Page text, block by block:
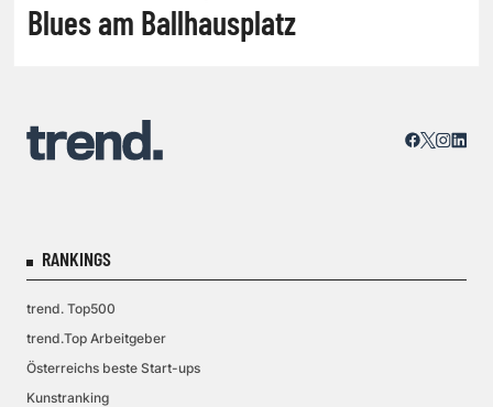
Blues am Ballhausplatz
RANKINGS
trend. Top500
trend.Top Arbeitgeber
Österreichs beste Start-ups
Kunstranking